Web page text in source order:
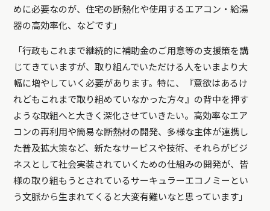
めに必要なのが、住宅の断熱化や使用するエアコン・給湯
器の高効率化、などです」
「行政もこれまで継続的に補助金のご用意等の支援策を講
じてきていますが、取り組んでいただける人をいまより大
幅に増やしていく必要があります。特に、『意欲はあるけ
れどもこれまで取り組めていなかった方々』の背中を押す
ような取組へと大きく深化させていきたい。高効率なエア
コンの再利用や簡易な断熱材の開発、多様な主体が連携し
た普及拡大策など、新たなサービスや技術、それらがビジ
ネスとして社会実装されていくための仕組みの開発が、皆
様の取り組もうとされているサーキュラーエコノミーとい
う文脈から生まれてくると大変有難いなと思っています」